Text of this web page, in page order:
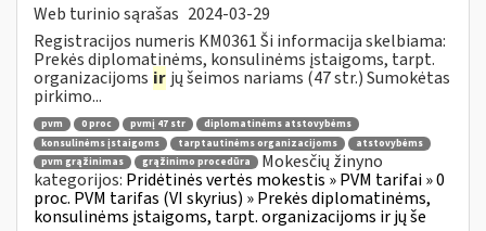
Web turinio sąrašas 2024-03-29
Registracijos numeris KM0361 Ši informacija skelbiama:
Prekės diplomatinėms, konsulinėms įstaigoms, tarpt.
organizacijoms ir jų šeimos nariams (47 str.) Sumokėtas
pirkimo...
pvm 0 proc pvmį 47 str
diplomatinėms atstovybėms
konsulinėms įstaigoms
tarptautinėms organizacijoms
atstovybėms
pvm grąžinimas
grąžinimo procedūra
Mokesčių žinyno
kategorijos: Pridėtinės vertės mokestis » PVM tarifai » 0
proc. PVM tarifas (VI skyrius) » Prekės diplomatinėms,
konsulinėms įstaigoms, tarpt. organizacijoms ir jų še